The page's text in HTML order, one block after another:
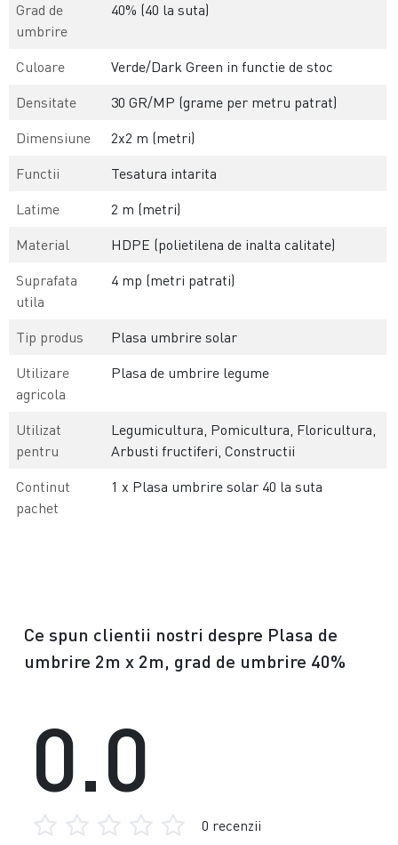
Grad de
umbrire
40% (40 la suta)
Culoare
Verde/Dark Green in functie de stoc
Densitate
30 GR/MP (grame per metru patrat)
Dimensiune
2x2 m (metri)
Functii
Tesatura intarita
Latime
2 m (metri)
Material
HDPE (polietilena de inalta calitate)
Suprafata
utila
4 mp (metri patrati)
Tip produs
Plasa umbrire solar
Utilizare
agricola
Plasa de umbrire legume
Utilizat
pentru
Legumicultura, Pomicultura, Floricultura,
Arbusti fructiferi, Constructii
Continut
pachet
1 x Plasa umbrire solar 40 la suta
Ce spun clientii nostri despre Plasa de
umbrire 2m x 2m, grad de umbrire 40%
0.0
0 recenzii